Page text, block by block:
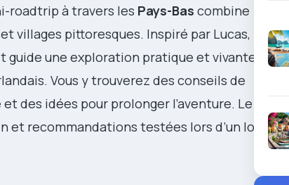
roadtrip à travers les Pays-Bas combine
villages pittoresques. Inspiré par Lucas,
guide une exploration pratique et vivante pour
Vous y trouverez des conseils de
des idées pour prolonger l’aventure. Le ton
recommandations testées lors d’un long